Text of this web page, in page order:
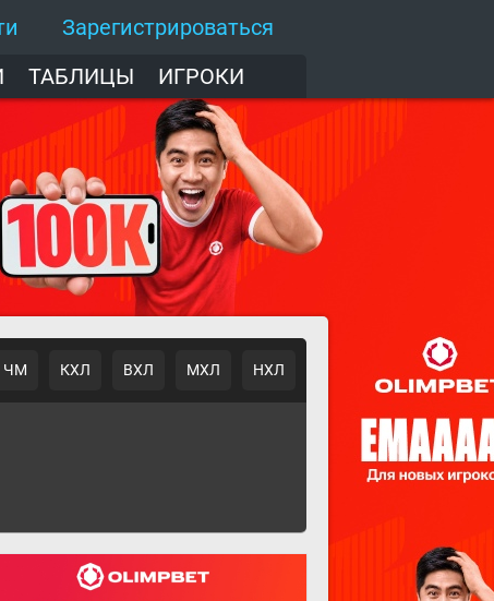
Зарегистрироваться
ТАБЛИЦЫ ИГРОКИ
ЧМ КХЛ ВХЛ МХЛ НХЛ